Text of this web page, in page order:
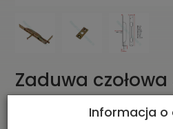
Zaduwa czołowa
mm
Informacja o